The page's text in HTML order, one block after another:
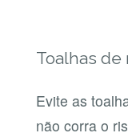
Toalhas de
Evite as
não corra o